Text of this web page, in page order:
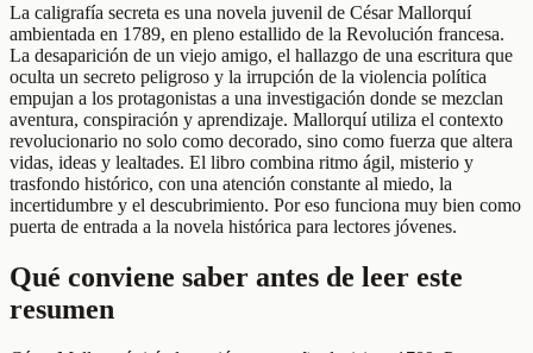
La caligrafía secreta es una novela juvenil de César Mallorquí
ambientada en 1789, en pleno estallido de la Revolución francesa.
La desaparición de un viejo amigo, el hallazgo de una escritura que
oculta un secreto peligroso y la irrupción de la violencia política
empujan a los protagonistas a una investigación donde se mezclan
aventura, conspiración y aprendizaje. Mallorquí utiliza el contexto
revolucionario no solo como decorado, sino como fuerza que altera
vidas, ideas y lealtades. El libro combina ritmo ágil, misterio y
trasfondo histórico, con una atención constante al miedo, la
incertidumbre y el descubrimiento. Por eso funciona muy bien como
puerta de entrada a la novela histórica para lectores jóvenes.
Qué conviene saber antes de leer este
resumen